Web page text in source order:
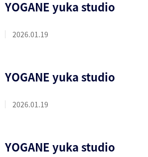
YOGANE yuka studio
2026.01.19
YOGANE yuka studio
2026.01.19
YOGANE yuka studio